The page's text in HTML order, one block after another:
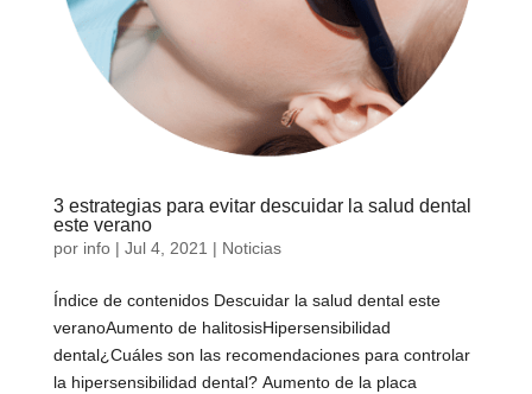
3 estrategias para evitar descuidar la salud dental
este verano
por info| Jul 4, 2021 | Noticias
Índice de contenidos Descuidar la salud dental este
veranoAumento de halitosisHipersensibilidad
dental¿Cuáles son las recomendaciones para controlar
la hipersensibilidad dental? Aumento de la placa